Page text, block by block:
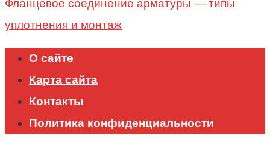
Фланцевое соединение арматуры — типы
уплотнения и монтаж
О сайте
Карта сайта
Контакты
Политика конфиденциальности